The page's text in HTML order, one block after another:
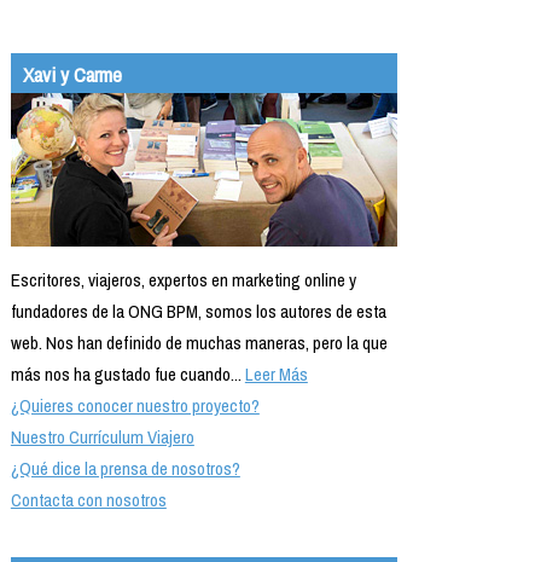
Xavi y Carme
Escritores, viajeros, expertos en marketing online y
fundadores de la ONG BPM, somos los autores de esta
web. Nos han definido de muchas maneras, pero la que
más nos ha gustado fue cuando...Leer Más
¿Quieres conocer nuestro proyecto?
Nuestro Currículum Viajero
¿Qué dice la prensa de nosotros?
Contacta con nosotros